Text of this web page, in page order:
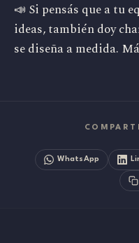
📣 Si pensás que a tu
ideas, también doy
se diseña a medida.
WhatsApp